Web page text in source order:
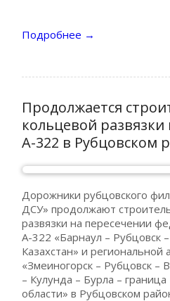
Подробнее →
Продолжается
кольцевой развязки
А-322 в Рубцовском
Дорожники рубцовского
ДСУ» продолжают
развязки на пересечении
А-322 «Барнаул – Рубцовск
Казахстан» и региональной
«Змеиногорск – Рубцовск –
– Кулунда – Бурла –
области» в Рубцовском